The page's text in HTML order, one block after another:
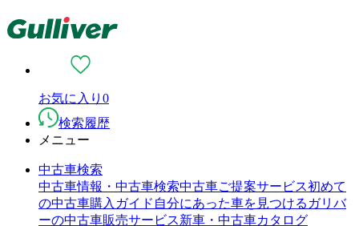
お気に入り 0
検索履歴
メニュー
中古車検索
中古車情報・中古車検索中古車ご提案サービス初めて
の中古車購入ガイド 自分にあった車を見つける ガリバ
ーの中古車販売サービス新車・中古車カタログ